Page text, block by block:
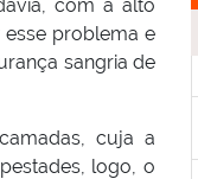
com a alto
problema e
sangria de
cuja a
logo, o